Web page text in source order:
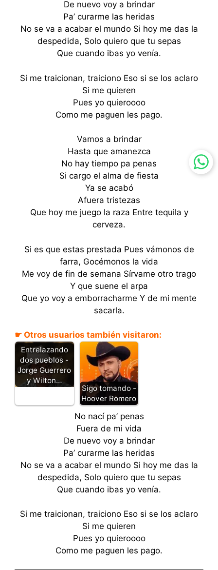
De nuevo voy a brindar
Pa’ curarme las heridas
No se va a acabar el mundo Si hoy me das la
despedida, Solo quiero que tu sepas
Que cuando ibas yo venía.
Si me traicionan, traiciono Eso si se los aclaro
Si me quieren
Pues yo quieroooo
Como me paguen les pago.
Vamos a brindar
Hasta que amanezca
No hay tiempo pa penas
Si cargo el alma de fiesta
Ya se acabó
Afuera tristezas
Que hoy me juego la raza Entre tequila y
cerveza.
Si es que estas prestada Pues vámonos de
farra, Gocémonos la vida
Me voy de fin de semana Sírvame otro trago
Y que suene el arpa
Que yo voy a emborracharme Y de mi mente
sacarla.
☛ Otros usuarios también visitaron:
Entrelazando
dos pueblos -
Jorge Guerrero
y Wilton…
Sigo tomando -
Hoover Romero
No nací pa’ penas
Fuera de mi vida
De nuevo voy a brindar
Pa’ curarme las heridas
No se va a acabar el mundo Si hoy me das la
despedida, Solo quiero que tu sepas
Que cuando ibas yo venía.
Si me traicionan, traiciono Eso si se los aclaro
Si me quieren
Pues yo quieroooo
Como me paguen les pago.